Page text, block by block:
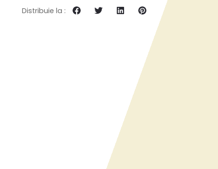
Distribuie la :